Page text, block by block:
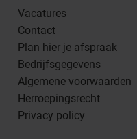
Vacatures
Contact
Plan hier je afspraak
Bedrijfsgegevens
Algemene voorwaarden
Herroepingsrecht
Privacy policy